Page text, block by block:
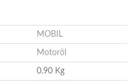
MOBIL
Motoröl
0.90 Kg